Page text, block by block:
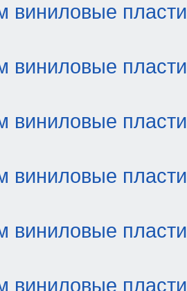
виниловые
виниловые
виниловые
виниловые
виниловые
виниловые